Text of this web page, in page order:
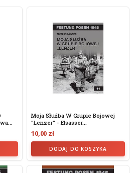
Moja Służba W Grupie Bojowej
"Lenzer" - Elsasser...
10,00 zł
DODAJ DO KOSZYKA